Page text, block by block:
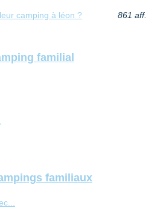
camping à léon ? 861 aff.
familial
familiaux